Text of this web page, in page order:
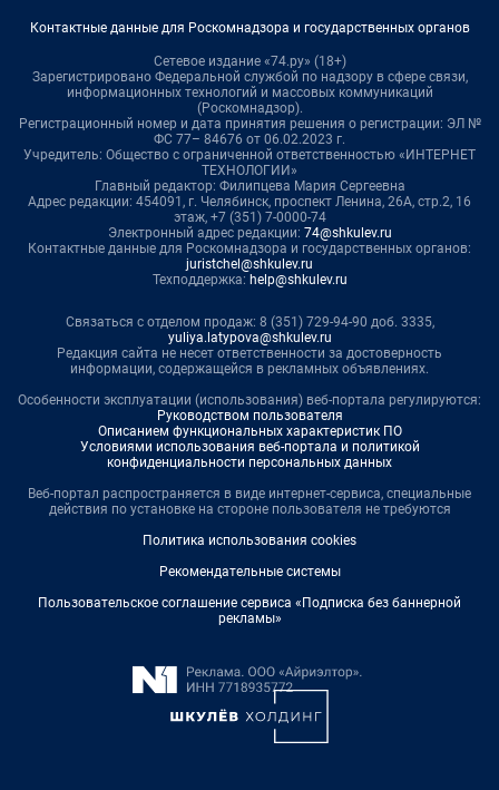
Контактные данные для Роскомнадзора и государственных органов
Сетевое издание «74.ру» (18+)
Зарегистрировано Федеральной службой по надзору в сфере связи,
информационных технологий и массовых коммуникаций
(Роскомнадзор).
Регистрационный номер и дата принятия решения о регистрации: ЭЛ №
ФС 77– 84676 от 06.02.2023 г.
Учредитель: Общество с ограниченной ответственностью «ИНТЕРНЕТ
ТЕХНОЛОГИИ»
Главный редактор: Филипцева Мария Сергеевна
Адрес редакции: 454091, г. Челябинск, проспект Ленина, 26А, стр.2, 16
этаж, +7 (351) 7-0000-74
Электронный адрес редакции: 74@shkulev.ru
Контактные данные для Роскомнадзора и государственных органов:
juristchel@shkulev.ru
Техподдержка: help@shkulev.ru
Связаться с отделом продаж: 8 (351) 729-94-90 доб. 3335,
yuliya.latypova@shkulev.ru
Редакция сайта не несет ответственности за достоверность
информации, содержащейся в рекламных объявлениях.
Особенности эксплуатации (использования) веб-портала регулируются:
Руководством пользователя
Описанием функциональных характеристик ПО
Условиями использования веб-портала и политикой
конфиденциальности персональных данных
Веб-портал распространяется в виде интернет-сервиса, специальные
действия по установке на стороне пользователя не требуются
Политика использования cookies
Рекомендательные системы
Пользовательское соглашение сервиса «Подписка без баннерной
рекламы»